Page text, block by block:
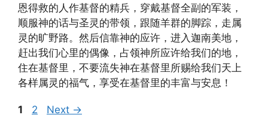
恩得救的人作基督的精兵，穿戴基督全副的军装，
顺服神的话与圣灵的带领，跟随羊群的脚踪，走属
灵的旷野路。然后信靠神的应许，进入迦南美地，
赶出我们心里的偶像，占领神所应许给我们的地，
住在基督里，不要流失神在基督里所赐给我们天上
各样属灵的福气，享受在基督里的丰富与安息！
Page
1 Page
2 Next →